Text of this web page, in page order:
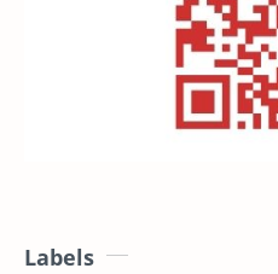
Labels